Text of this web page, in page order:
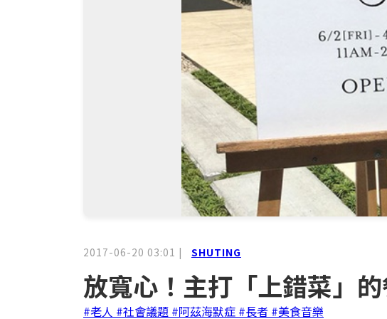
2017-06-20 03:01 | SHUTING
放寬心！主打「上錯菜」
#老人 #社會議題 #阿茲海默症 #長者 #美食音樂